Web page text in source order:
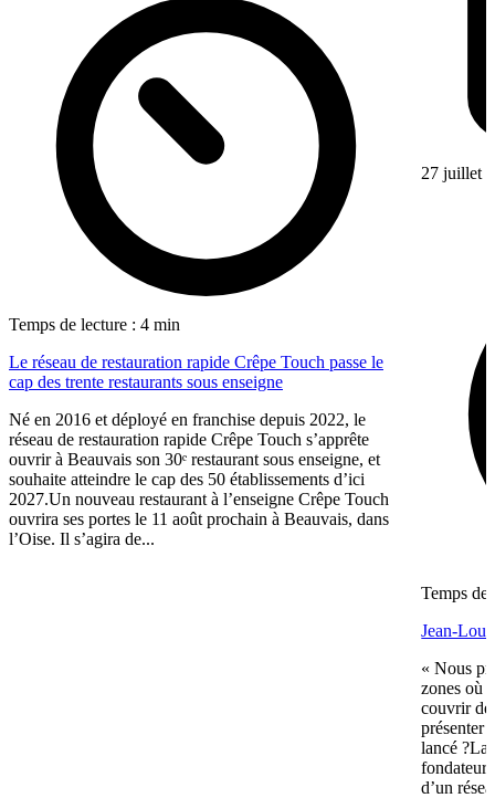
Temps de lecture : 4 min
Le réseau de restauration rapide Crêpe Touch passe le
cap des trente restaurants sous enseigne
Né en 2016 et déployé en franchise depuis 2022, le
réseau de restauration rapide Crêpe Touch s’apprête
ouvrir à Beauvais son 30ᵉ restaurant sous enseigne, et
souhaite atteindre le cap des 50 établissements d’ici
2027.Un nouveau restaurant à l’enseigne Crêpe Touch
ouvrira ses portes le 11 août prochain à Beauvais, dans
l’Oise. Il s’agira de...
27 juillet
Temps de
Jean-
« Nous
zones où
couvrir de
présenter
lancé ?La
d’un